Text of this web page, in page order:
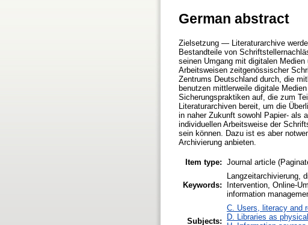
German abstract
Zielsetzung — Literaturarchive
Bestandteile von
seinen Umgang mit digitalen
Arbeitsweisen zeitgenössischer
Zentrums Deutschland durch, die
benutzen mittlerweile digitale
Sicherungspraktiken auf, die zum
Literaturarchiven bereit, um die
in naher Zukunft sowohl Papier- als
individuellen Arbeitsweise der
sein können. Dazu ist es aber
Archivierung anbieten.
Item type: Journal article
Keywords:
Langzeitarchivierung,
Intervention, Online-
information
Subjects:
C. Users, literacy and
D. Libraries as